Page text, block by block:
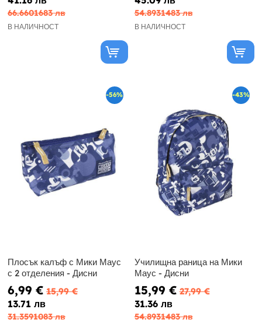
66.6601683 лв
В НАЛИЧНОСТ
54.8931483 лв
В НАЛИЧНОСТ
-56%
Плосък калъф с Мики Маус
с 2 отделения - Дисни
6,99 € 15,99 €
13.71 лв
31.3591083 лв
-43%
Училищна раница на Мики
Маус - Дисни
15,99 € 27,99 €
31.36 лв
54.8931483 лв